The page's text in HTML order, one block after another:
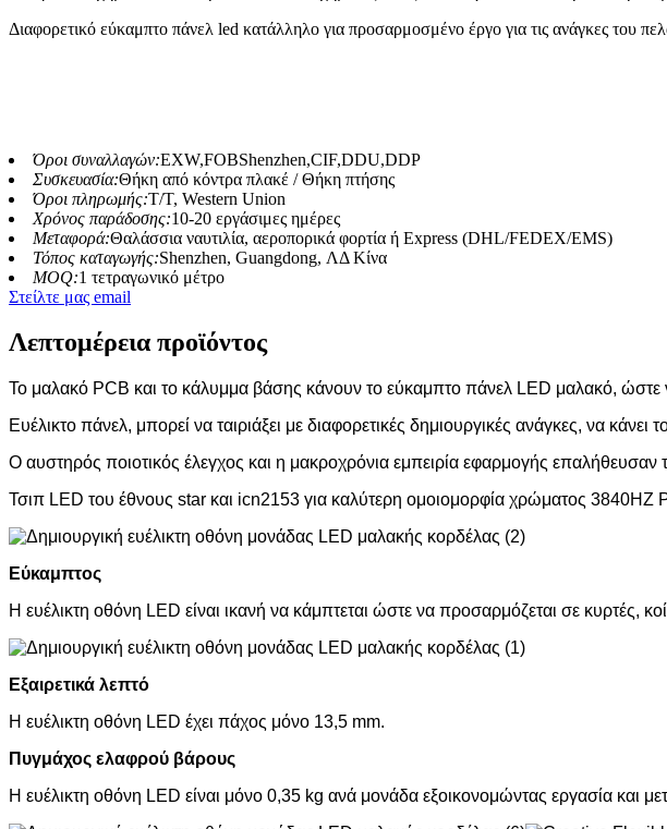
Διαφορετικό εύκαμπτο πάνελ led κατάλληλο για προσαρμοσμένο έργο για τις ανάγκες του
Όροι συναλλαγών:EXW,FOBShenzhen,CIF,DDU,DDP
Συσκευασία:Θήκη από κόντρα πλακέ / Θήκη πτήσης
Όροι πληρωμής:T/T, Western Union
Χρόνος παράδοσης:10-20 εργάσιμες ημέρες
Μεταφορά:Θαλάσσια ναυτιλία, αεροπορικά φορτία ή Express (DHL/FEDEX/EMS)
Τόπος καταγωγής:Shenzhen, Guangdong, ΛΔ Κίνα
MOQ:1 τετραγωνικό μέτρο
Στείλτε μας email
Λεπτομέρεια προϊόντος
Το μαλακό PCB και το κάλυμμα βάσης κάνουν το εύκαμπτο πάνελ LED μαλακό, ώστε
Ευέλικτο πάνελ, μπορεί να ταιριάξει με διαφορετικές δημιουργικές ανάγκες, να
Ο αυστηρός ποιοτικός έλεγχος και η μακροχρόνια εμπειρία εφαρμογής επαλήθευσαν
Τσιπ LED του έθνους star και icn2153 για καλύτερη ομοιομορφία χρώματος
Εύκαμπτος
Η ευέλικτη οθόνη LED είναι ικανή να κάμπτεται ώστε να προσαρμόζεται σε κυρτές,
Εξαιρετικά λεπτό
Η ευέλικτη οθόνη LED έχει πάχος μόνο 13,5 mm.
Πυγμάχος ελαφρού βάρους
Η ευέλικτη οθόνη LED είναι μόνο 0,35 kg ανά μονάδα εξοικονομώντας εργασία και